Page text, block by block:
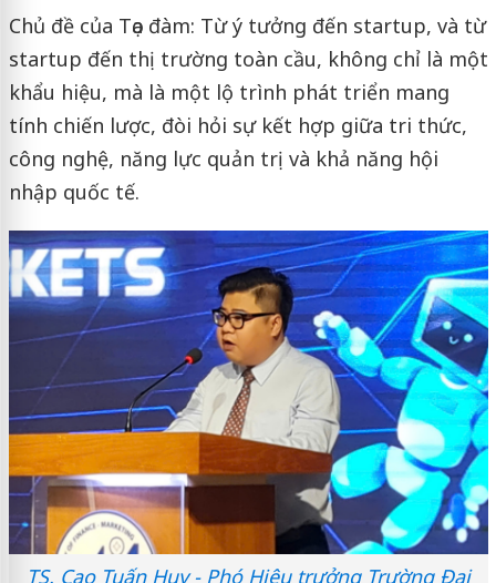
Chủ đề của Tọa đàm: Từ ý tưởng đến startup, và từ
startup đến thị trường toàn cầu, không chỉ là một
khẩu hiệu, mà là một lộ trình phát triển mang
tính chiến lược, đòi hỏi sự kết hợp giữa tri thức,
công nghệ, năng lực quản trị và khả năng hội
nhập quốc tế.
TS. Cao Tuấn Huy - Phó Hiệu trưởng Trường Đại